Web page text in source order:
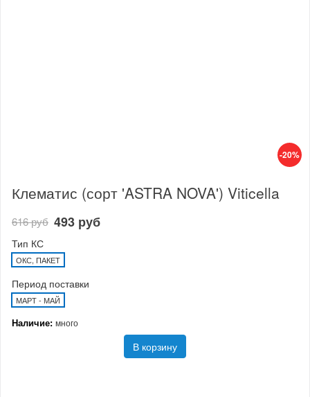
-20%
Клематис (сорт 'ASTRA NOVA') Viticella
616 руб 493 руб
Тип КС
ОКС, ПАКЕТ
Период поставки
МАРТ - МАЙ
Наличие: много
В корзину